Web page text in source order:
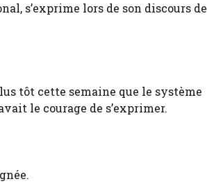
s’exprime lors de son discours de
tôt cette semaine que le système
le courage de s’exprimer.